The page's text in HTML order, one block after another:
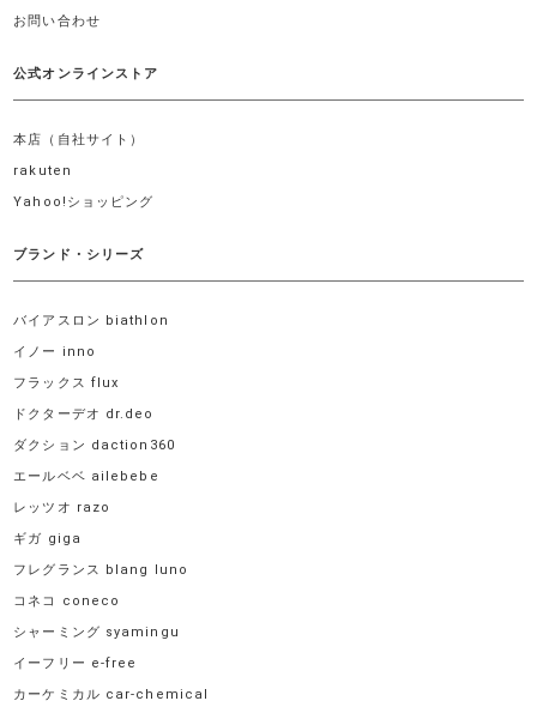
お問い合わせ
公式オンラインストア
本店（自社サイト）
rakuten
Yahoo!ショッピング
ブランド・シリーズ
バイアスロン biathlon
イノー inno
フラックス flux
ドクターデオ dr.deo
ダクション daction360
エールベベ ailebebe
レッツオ razo
ギガ giga
フレグランス blang luno
コネコ coneco
シャーミング syamingu
イーフリー e-free
カーケミカル car-chemical